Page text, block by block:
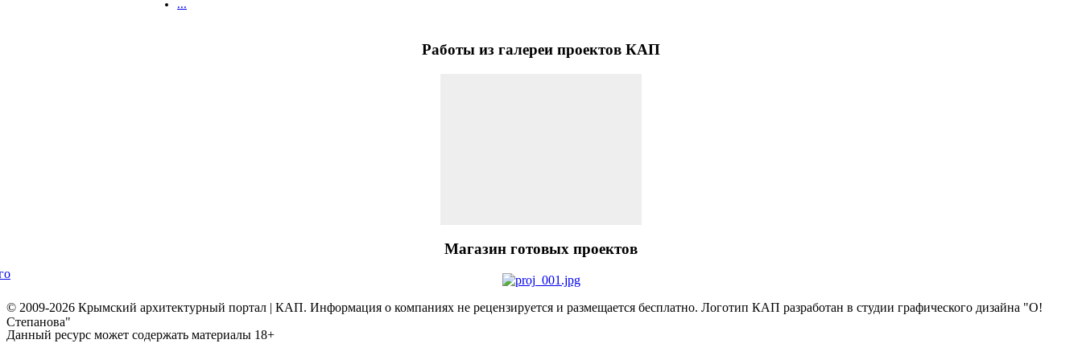
...
Работы из галереи проектов КАП
Магазин готовых проектов
© 2009-2026 Крымский архитектурный портал | КАП. Информация о компаниях не рецензируется и размещается бесплатно. Логотип КАП разработан в студии графического дизайна "О!
Степанова"
Данный ресурс может содержать материалы 18+